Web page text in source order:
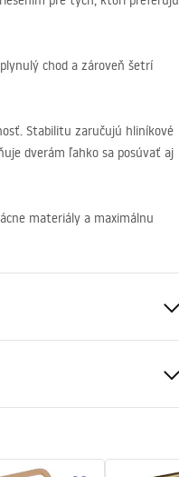
chod a zároveň šetrí
Stabilitu zaručujú hliníkové
dverám ľahko sa posúvať aj
materiály a maximálnu
Slide.pdf